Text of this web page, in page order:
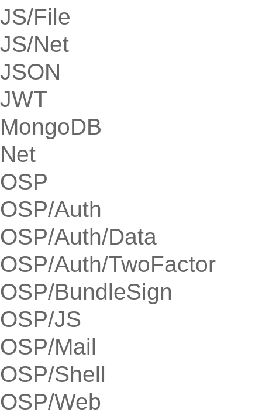
JS/File
JS/Net
JSON
JWT
MongoDB
Net
OSP
OSP/Auth
OSP/Auth/Data
OSP/Auth/TwoFactor
OSP/BundleSign
OSP/JS
OSP/Mail
OSP/Shell
OSP/Web